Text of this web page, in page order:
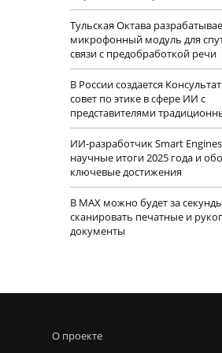
Тульская Октава
микрофонный модуль для
связи с предобработкой речи
В России создается
совет по этике в сфере ИИ с
представителями
ИИ-разработчик Smart
научные итоги 2025 года и
ключевые достижения
В MAX можно будет за секунды
сканировать печатные и
документы
О проекте